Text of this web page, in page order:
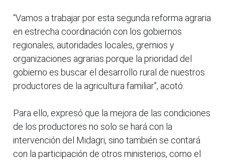
“Vamos a trabajar por esta segunda reforma agraria
en estrecha coordinación con los gobiernos
regionales, autoridades locales, gremios y
organizaciones agrarias porque la prioridad del
gobierno es buscar el desarrollo rural de nuestros
productores de la agricultura familiar”, acotó.
Para ello, expresó que la mejora de las condiciones
de los productores no solo se hará con la
intervención del Midagri, sino también se contará
con la participación de otros ministerios, como el